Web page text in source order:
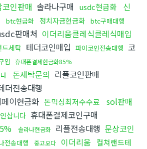
코인판매 솔라나구매 usdc현금화
신
btc현금화 정치자금현금화 btc구매대행
판매처 이더리움클레식클레식매입
드세탁 테더코인매입 파이코인전송대행 코
입 휴대폰결제현금화85%
돈세탁문의 리플코인판매
더전송대행
이현금화 돈믹싱최저수수료
sol판매
삽니다 휴대폰결제코인구매
솔라나현금화 리플전송대행 문상코인
전송대행 중고오다 이더리움
컬쳐랜드테